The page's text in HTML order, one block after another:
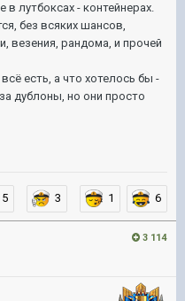
лутбоксах - контейнерах.
без всяких шансов,
везения, рандома, и прочей
есть, а что хотелось бы -
дублоны, но они просто
5 3 1 6
3 114